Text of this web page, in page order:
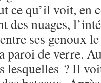
ce qu’il voit, en
des nuages,
ses genoux
paroi de verre.
? Il